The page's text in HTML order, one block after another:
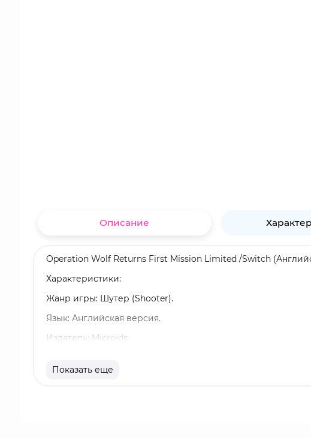
Описание
Operation Wolf Returns First Mission Limited /Switch
Характеристики:
Жанр игры: Шутер (Shooter).
Язык: Английская версия.
Издатель: Microids.
Издание: Специальное.
Показать еще